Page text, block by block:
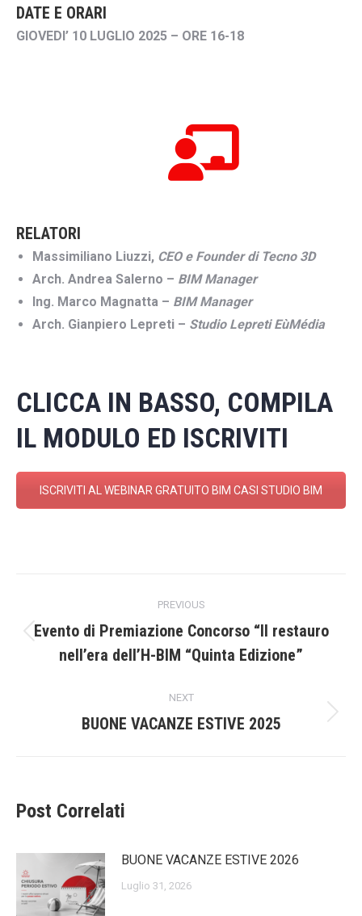
DATE E ORARI
GIOVEDI’ 10 LUGLIO 2025 – ORE 16-18
RELATORI
Massimiliano Liuzzi, CEO e Founder di Tecno 3D
Arch. Andrea Salerno – BIM Manager
Ing. Marco Magnatta – BIM Manager
Arch. Gianpiero Lepreti – Studio Lepreti EùMédia
CLICCA IN BASSO, COMPILA
IL MODULO ED ISCRIVITI
ISCRIVITI AL WEBINAR GRATUITO BIM CASI STUDIO BIM
navigation
PREVIOUS
Previous
post:
Evento di Premiazione Concorso “Il restauro
nell’era dell’H-BIM “Quinta Edizione”
NEXT
Next
BUONE VACANZE ESTIVE 2025
Post Correlati
BUONE VACANZE ESTIVE 2026
Luglio 31, 2026